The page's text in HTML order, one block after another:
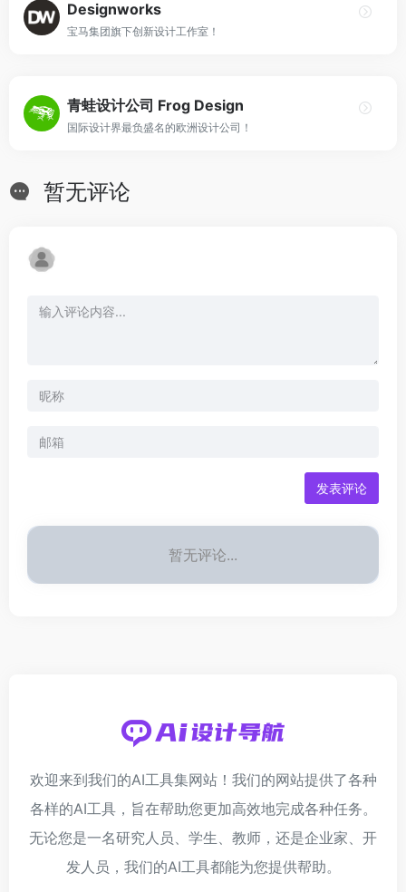
Designworks
宝马集团旗下创新设计工作室！
青蛙设计公司 Frog Design
国际设计界最负盛名的欧洲设计公司！
暂无评论
发表评论
暂无评论...
欢迎来到我们的AI工具集网站！我们的网站提供了各种
各样的AI工具，旨在帮助您更加高效地完成各种任务。
无论您是一名研究人员、学生、教师，还是企业家、开
发人员，我们的AI工具都能为您提供帮助。